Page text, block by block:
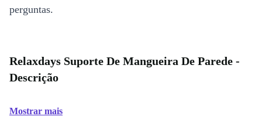
perguntas.
Relaxdays Suporte De Mangueira De Parede -
Descrição
Mostrar mais